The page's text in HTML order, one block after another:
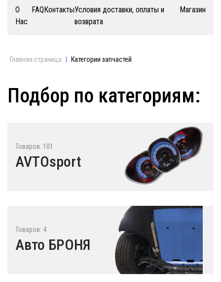
О
Нас
FAQКонтактыУсловия доставки, оплаты и
возврата
Магазин
Главная страница Категории запчастей
Подбор по категориям:
Товаров: 101
AVTOsport
Товаров: 4
Авто БРОНЯ